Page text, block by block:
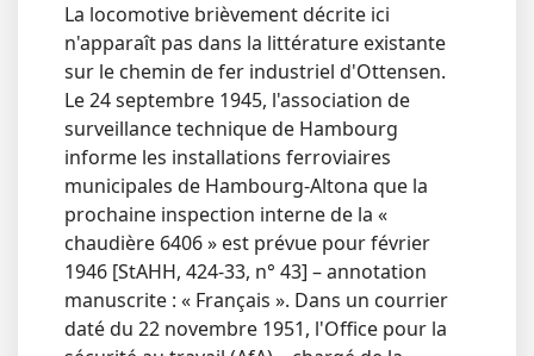
La locomotive brièvement décrite ici
n'apparaît pas dans la littérature existante
sur le chemin de fer industriel d'Ottensen.
Le 24 septembre 1945, l'association de
surveillance technique de Hambourg
informe les installations ferroviaires
municipales de Hambourg-Altona que la
prochaine inspection interne de la «
chaudière 6406 » est prévue pour février
1946 [StAHH, 424-33, n° 43] – annotation
manuscrite : « Français ». Dans un courrier
daté du 22 novembre 1951, l'Office pour la